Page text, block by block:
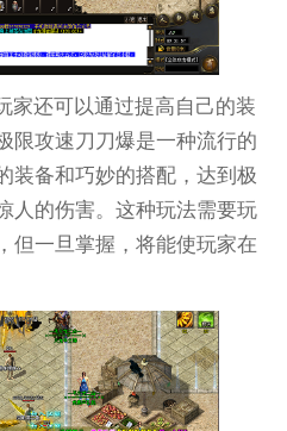
家还可以通过提高自己的装
限攻速刀刀爆是一种流行的
装备和巧妙的搭配，达到极
人的伤害。这种玩法需要玩
但一旦掌握，将能使玩家在